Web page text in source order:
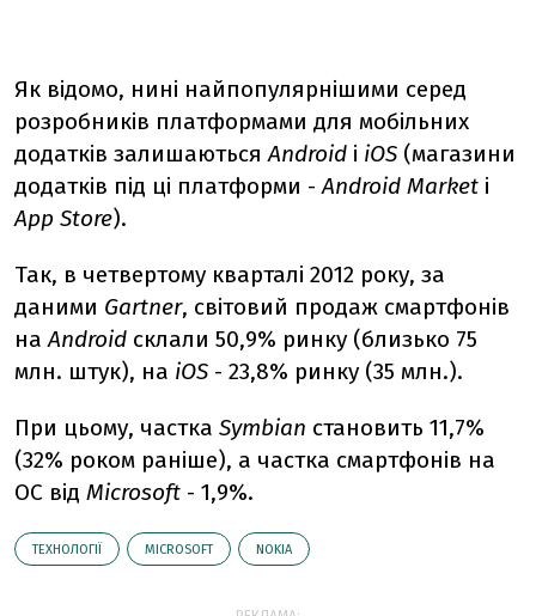
Як відомо, нині найпопулярнішими серед
розробників платформами для мобільних
додатків залишаютьсяAndroid і iOS (магазини
додатків під ці платформи -Android Market і
App Store).
Так, в четвертому кварталі 2012 року, за
даними Gartner, світовий продаж смартфонів
наAndroid склали 50,9% ринку (близько 75
млн. штук), на iOS - 23,8% ринку (35 млн.).
При цьому, частка Symbian становить 11,7%
(32% роком раніше), а частка смартфонів на
ОС від Microsoft - 1,9%.
ТЕХНОЛОГІЇ MICROSOFT NOKIA